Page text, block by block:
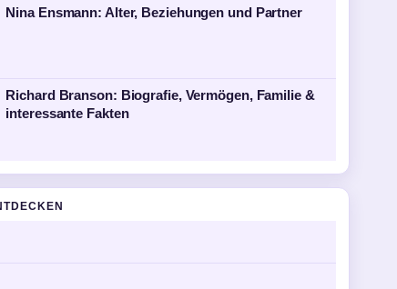
Nina Ensmann: Alter, Beziehungen und Partner
Richard Branson: Biografie, Vermögen, Familie &
interessante Fakten